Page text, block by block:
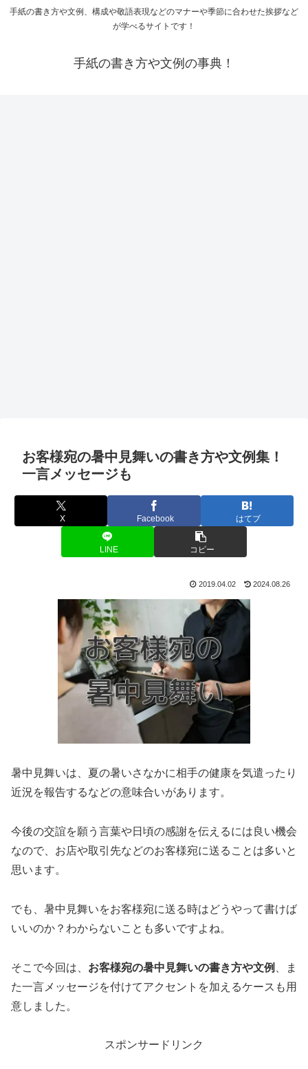
手紙の書き方や文例、構成や敬語表現などのマナーや季節に合わせた挨拶など
が学べるサイトです！
手紙の書き方や文例の事典！
お客様宛の暑中見舞いの書き方や文例集！
一言メッセージも
X Facebook はてブ
LINE コピー
2019.04.02 2024.08.26
暑中見舞いは、夏の暑いさなかに相手の健康を気遣ったり
近況を報告するなどの意味合いがあります。
今後の交誼を願う言葉や日頃の感謝を伝えるには良い機会
なので、お店や取引先などのお客様宛に送ることは多いと
思います。
でも、暑中見舞いをお客様宛に送る時はどうやって書けば
いいのか？わからないことも多いですよね。
そこで今回は、 お客様宛の暑中見舞いの書き方や文例
、ま
た一言メッセージを付けてアクセントを加えるケースも用
意しました。
スポンサードリンク